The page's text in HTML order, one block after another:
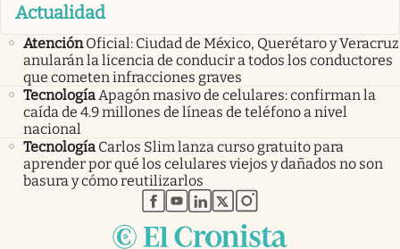
Actualidad
Atención Oficial: Ciudad de México, Querétaro y Veracruz
anularán la licencia de conducir a todos los conductores
que cometen infracciones graves
TecnologíaApagón masivo de celulares: confirman la
caída de 4.9 millones de líneas de teléfono a nivel
nacional
Tecnología Carlos Slim lanza curso gratuito para
aprender por qué los celulares viejos y dañados no son
basura y cómo reutilizarlos
abre en nueva pestaña
abre en nueva pestaña
abre en nueva pestaña
abre en nueva pestaña
abre en nueva pestaña